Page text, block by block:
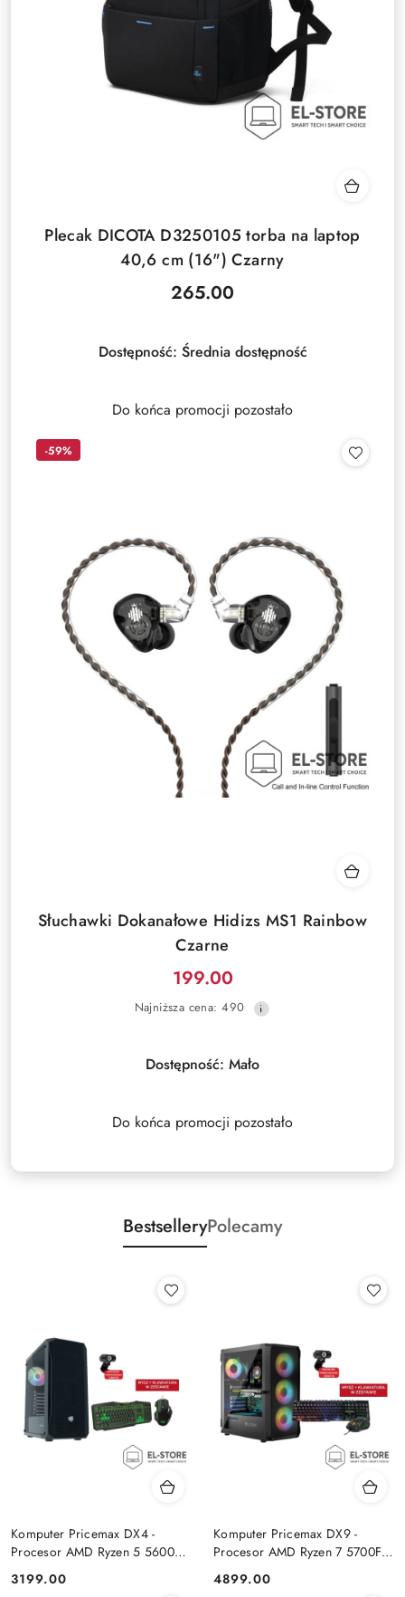
Plecak DICOTA D3250105 torba na laptop
40,6 cm (16") Czarny
Cena:
265.00
Dostępność: Średnia dostępność
Do końca promocji pozostało
Słuchawki Dokanałowe Hidizs MS1 Rainbow
Czarne
Cena
promocyjna:
199.00
Najniższa
30
dni
Najniższa cena: 490
-59%
Dostępność: Mało
Do końca promocji pozostało
BestselleryPolecamy
Komputer Pricemax DX4 -
Procesor AMD Ryzen 5 5600G
512GB Win 11 PRO
Cena:
3199.00
Komputer Pricemax DX9 -
Procesor AMD Ryzen 7 5700F |
GeForce RTX 5050 8GB | Win
Cena:
4899.00